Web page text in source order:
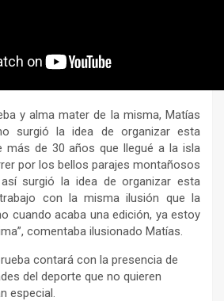
y alma mater de la misma, Matías
surgió la idea de organizar esta
más de 30 años que llegué a la isla
por los bellos parajes montañosos
surgió la idea de organizar esta
con la misma ilusión que la
cuando acaba una edición, ya estoy
comentaba ilusionado Matías.
contará con la presencia de
del deporte que no quieren
especial.